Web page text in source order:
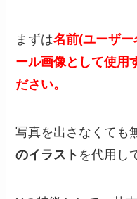
まずは名前(ユーザ
ール画像として使用
ださい。
写真を出さなくても
のイラスト を代用し